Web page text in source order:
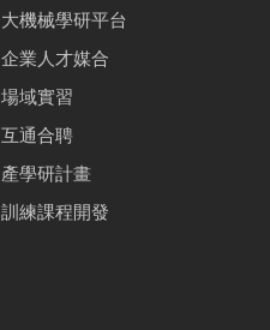
大機械學研平台
企業人才媒合
場域實習
互通合聘
產學研計畫
訓練課程開發